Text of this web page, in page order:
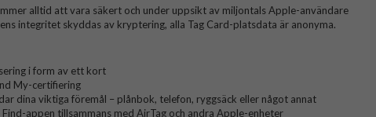
alltid att vara säkert och under uppsikt av miljontals Apple-användare
integritet skyddas av kryptering, alla Tag Card-platsdata är anonyma.
i form av ett kort
My-certifiering
dina viktiga föremål – plånbok, telefon, ryggsäck eller något annat
Find-appen tillsammans med AirTag och andra Apple-enheter